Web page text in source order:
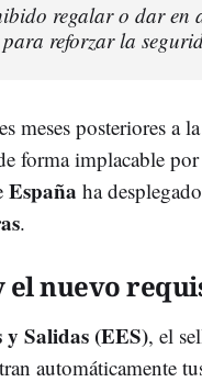
regalar o dar en
reforzar la
meses posteriores a
forma implacable
España ha
.
nuevo
y Salidas (EES), el
automáticamente